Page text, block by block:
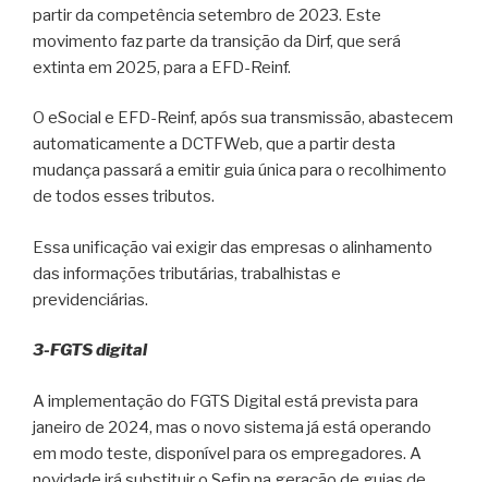
partir da competência setembro de 2023. Este
movimento faz parte da transição da Dirf, que será
extinta em 2025, para a EFD-Reinf.
O eSocial e EFD-Reinf, após sua transmissão, abastecem
automaticamente a DCTFWeb, que a partir desta
mudança passará a emitir guia única para o recolhimento
de todos esses tributos.
Essa unificação vai exigir das empresas o alinhamento
das informações tributárias, trabalhistas e
previdenciárias.
3-FGTS digital
A implementação do FGTS Digital está prevista para
janeiro de 2024, mas o novo sistema já está operando
em modo teste, disponível para os empregadores. A